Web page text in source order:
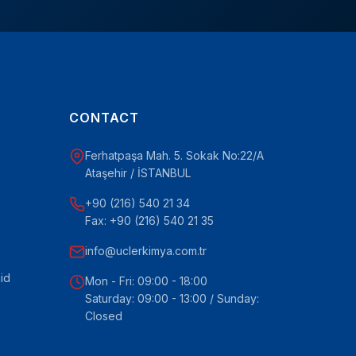
CONTACT
Ferhatpaşa Mah. 5. Sokak No:22/A
Ataşehir / İSTANBUL
+90 (216) 540 21 34
Fax: +90 (216) 540 21 35
info@uclerkimya.com.tr
Mon - Fri: 09:00 - 18:00
Saturday: 09:00 - 13:00 / Sunday:
Closed